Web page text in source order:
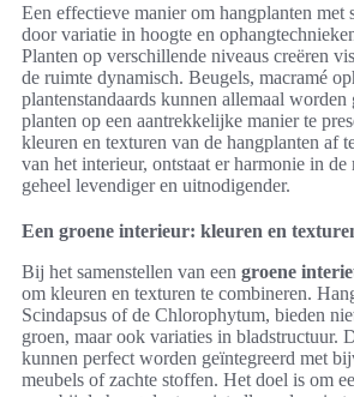
Een effectieve manier om hangplanten met
door variatie in hoogte en
Planten op verschillende niveaus creëren
de ruimte dynamisch. Beugels, macramé
plantenstandaards kunnen allemaal
planten op een aantrekkelijke manier te
kleuren en texturen van de hangplanten af
van het interieur, ontstaat er harmonie in
geheel levendiger en uitnodigender.
Een groene interieur: kleuren en
Bij het samenstellen van een groene
om kleuren en texturen te combineren.
Scindapsus of de Chlorophytum, bieden
groen, maar ook variaties in bladstructuur.
kunnen perfect worden geïntegreerd met
meubels of zachte stoffen. Het doel is om